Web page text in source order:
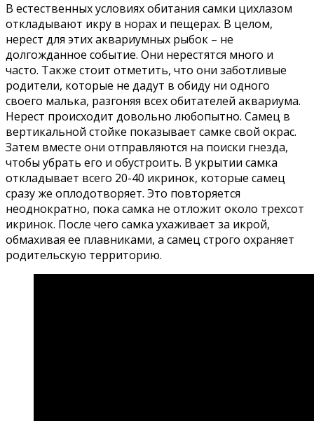
В естественных условиях обитания самки цихлазом
откладывают икру в норах и пещерах. В целом,
нерест для этих аквариумных рыбок – не
долгожданное событие. Они нерестятся много и
часто. Также стоит отметить, что они заботливые
родители, которые не дадут в обиду ни одного
своего малька, разгоняя всех обитателей аквариума.
Нерест происходит довольно любопытно. Самец в
вертикальной стойке показывает самке свой окрас.
Затем вместе они отправляются на поиски гнезда,
чтобы убрать его и обустроить. В укрытии самка
откладывает всего 20-40 икринок, которые самец
сразу же оплодотворяет. Это повторяется
неоднократно, пока самка не отложит около трехсот
икринок. После чего самка ухаживает за икрой,
обмахивая ее плавниками, а самец строго охраняет
родительскую территорию.